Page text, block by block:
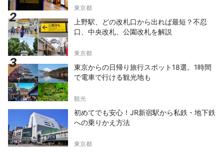
東京都
上野駅、どの改札口から出れば最短？不忍
口、中央改札、公園改札を解説
東京都
東京からの日帰り旅行スポット18選。1時間
で電車で行ける観光地も
観光
初めてでも安心！JR新宿駅から私鉄・地下鉄
への乗りかえ方法
東京都